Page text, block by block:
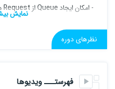
- امکان ایجاد Queue از Request ها و اولویت بندی آنها
- در نهایت امکان cancel درخواست (Request) وجود دارد.
نظرهای دوره
فهرستـــ ویدیوها